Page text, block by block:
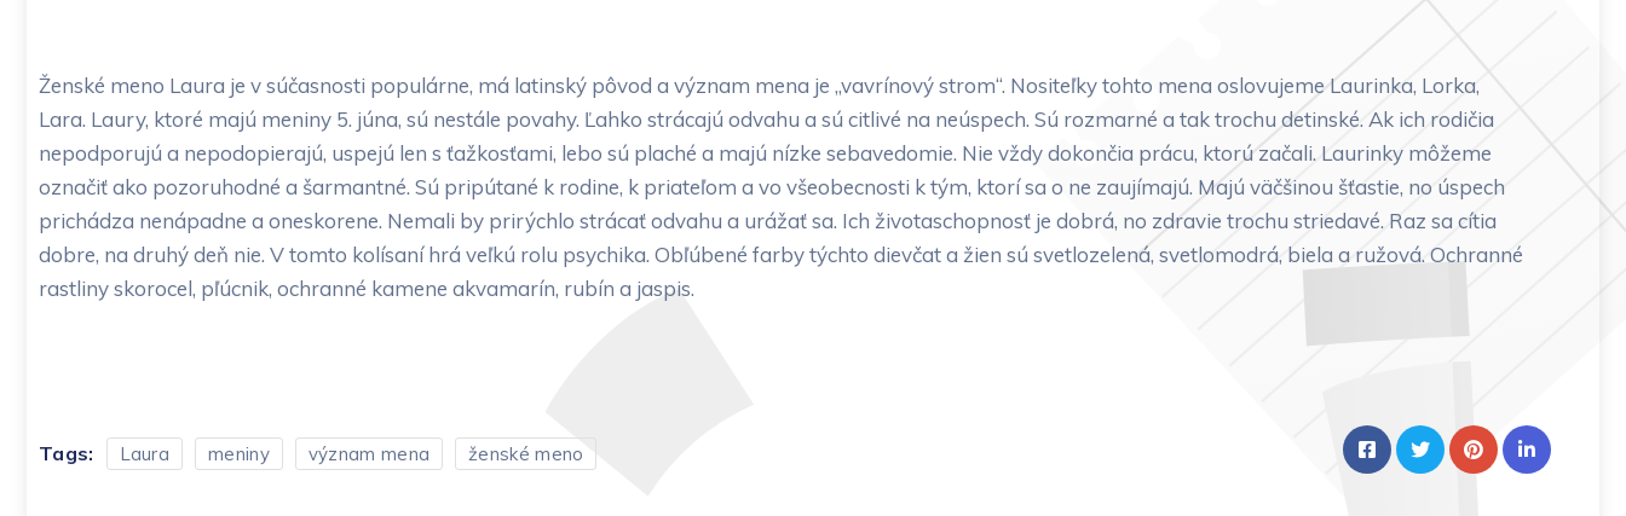
Ženské meno Laura je v súčasnosti populárne, má latinský pôvod a význam mena je „vavrínový strom“. Nositeľky tohto mena oslovujeme Laurinka, Lorka,
Lara. Laury, ktoré majú meniny 5. júna, sú nestále povahy. Ľahko strácajú odvahu a sú citlivé na neúspech. Sú rozmarné a tak trochu detinské. Ak ich rodičia
nepodporujú a nepodopierajú, uspejú len s ťažkosťami, lebo sú plaché a majú nízke sebavedomie. Nie vždy dokončia prácu, ktorú začali. Laurinky môžeme
označiť ako pozoruhodné a šarmantné. Sú pripútané k rodine, k priateľom a vo všeobecnosti k tým, ktorí sa o ne zaujímajú. Majú väčšinou šťastie, no úspech
prichádza nenápadne a oneskorene. Nemali by prirýchlo strácať odvahu a urážať sa. Ich životaschopnosť je dobrá, no zdravie trochu striedavé. Raz sa cítia
dobre, na druhý deň nie. V tomto kolísaní hrá veľkú rolu psychika. Obľúbené farby týchto dievčat a žien sú svetlozelená, svetlomodrá, biela a ružová. Ochranné
rastliny skorocel, pľúcnik, ochranné kamene akvamarín, rubín a jaspis.
Tags: Laura meniny význam mena ženské meno